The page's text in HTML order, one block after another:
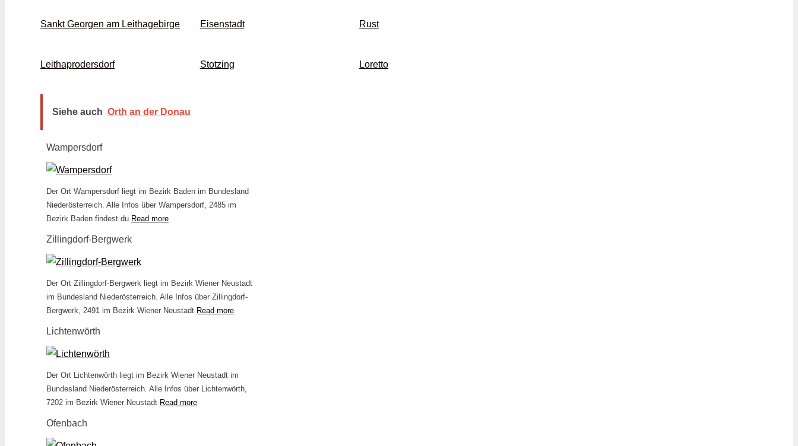
Sankt Georgen am Leithagebirge Eisenstadt Rust
Leithaprodersdorf Stotzing Loretto
Siehe auch Orth an der Donau
Wampersdorf
Der Ort Wampersdorf liegt im Bezirk Baden im Bundesland
Niederösterreich. Alle Infos über Wampersdorf, 2485 im
Bezirk Baden findest du Read more
Zillingdorf-Bergwerk
Der Ort Zillingdorf-Bergwerk liegt im Bezirk Wiener Neustadt
im Bundesland Niederösterreich. Alle Infos über Zillingdorf-
Bergwerk, 2491 im Bezirk Wiener Neustadt Read more
Lichtenwörth
Der Ort Lichtenwörth liegt im Bezirk Wiener Neustadt im
Bundesland Niederösterreich. Alle Infos über Lichtenwörth,
7202 im Bezirk Wiener Neustadt Read more
Ofenbach